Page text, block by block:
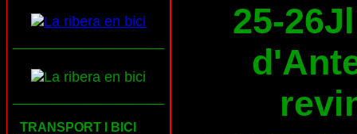
TRANSPORT I BICI
25-